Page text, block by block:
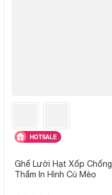
HOTSALE
Ghế Lười Hạt Xốp Chống
Thấm In Hình Cú Mèo